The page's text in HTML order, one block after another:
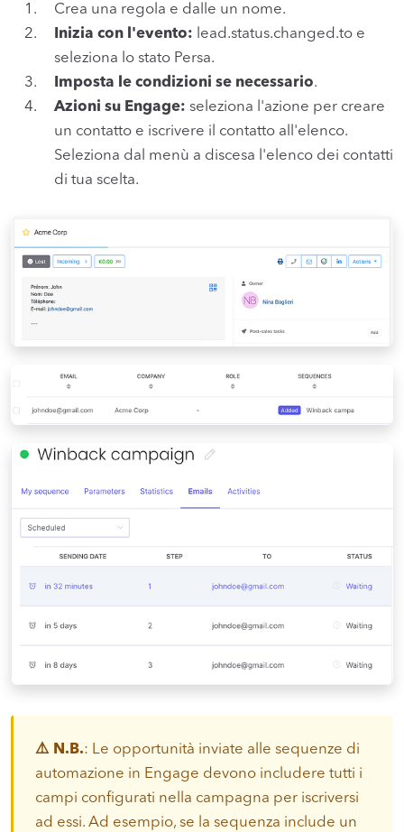
Crea una regola e dalle un nome.
Inizia con l'evento: lead.status.changed.to e
seleziona lo stato Persa.
Imposta le condizioni se necessario.
Azioni su Engage: seleziona l'azione per creare
un contatto e iscrivere il contatto all'elenco.
Seleziona dal menù a discesa l'elenco dei contatti
di tua scelta.
⚠️ N.B.: Le opportunità inviate alle sequenze di
automazione in Engage devono includere tutti i
campi configurati nella campagna per iscriversi
ad essi. Ad esempio, se la sequenza include un